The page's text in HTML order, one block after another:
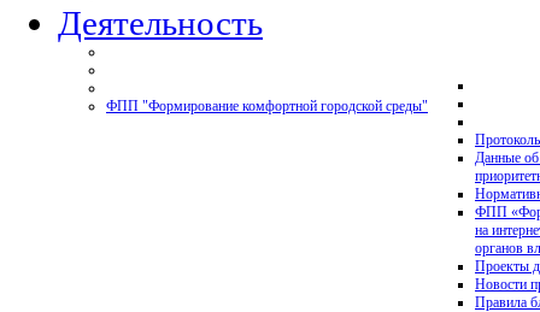
Деятельность
ФПП "Формирование комфортной городской среды"
Данные об
ФПП
на
органов
Проекты
Новости
Правила